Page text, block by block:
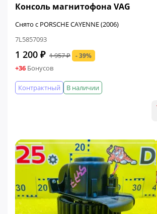
Консоль магнитофона VAG
Снято с PORSCHE CAYENNE (2006)
7L5857093
1 200 ₽ 1 957 ₽ - 39%
+36 Бонусов
В наличии
Контрактный